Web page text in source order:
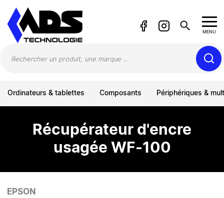
search MENU
Ordinateurs & tablettes Composants Périphériques &
Récupérateur d'encre
usagée WF-100
EPSON